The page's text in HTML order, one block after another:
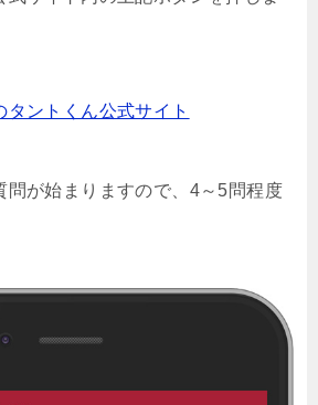
タントくん公式サイト
問が始まりますので、4～5問程度